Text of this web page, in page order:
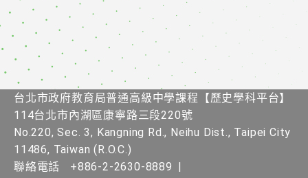
台北市政府教育局普通高級中學課程【歷史學科平台】
114台北市內湖區康寧路三段220號
No.220, Sec. 3, Kangning Rd., Neihu Dist., Taipei City
11486, Taiwan (R.O.C.)
聯絡電話
+886-2-2630-8889 |